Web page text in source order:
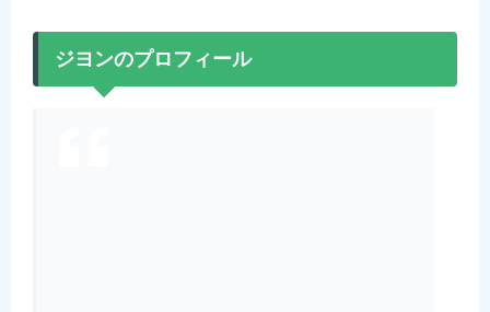
ジヨンのプロフィール